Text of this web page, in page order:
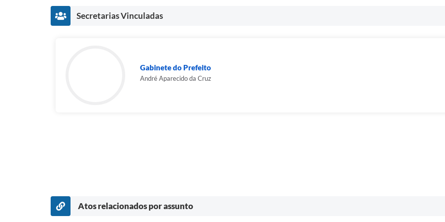
Secretarias Vinculadas
Gabinete do Prefeito
André Aparecido da Cruz
Atos relacionados por assunto